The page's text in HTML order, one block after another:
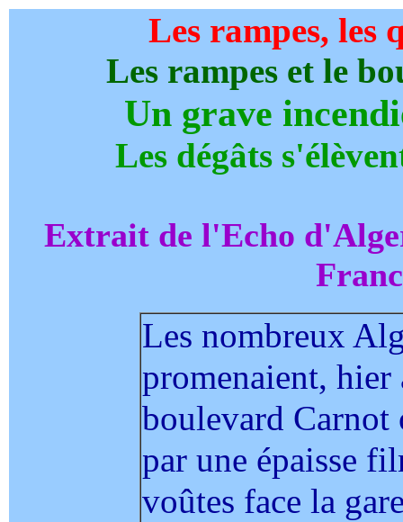
Les rampes, les
Les rampes et le
Un grave
Les dégâts
Extrait de l'Echo
Les nombreux
promenaient,
boulevard Carnot
par une épaisse
voûtes face la